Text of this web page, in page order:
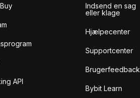
API
Indsend en sag
eller klage
Hjælpecenter
Supportcenter
Brugerfeedback
Bybit Learn